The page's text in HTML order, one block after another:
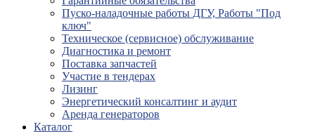
Пуско-наладочные работы ДГУ, Работы "Под
ключ"
Техническое (сервисное) обслуживание
Диагностика и ремонт
Поставка запчастей
Участие в тендерах
Лизинг
Энергетический консалтинг и аудит
Аренда генераторов
Каталог